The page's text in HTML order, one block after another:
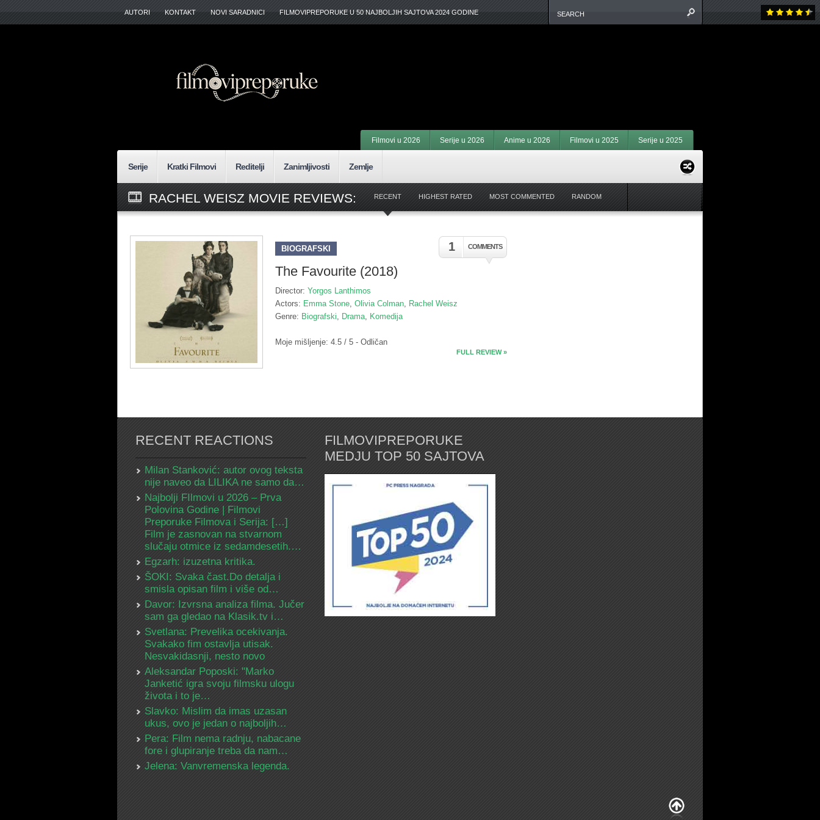
AUTORI KONTAKT NOVI SARADNICI FILMOVIPREPORUKE U 50 NAJBOLJIH SAJTOVA 2024 GODINE
Filmovi u 2026 Serije u 2026 Anime u 2026 Filmovi u 2025 Serije u 2025
Serije Kratki Filmovi Reditelji Zanimljivosti Zemlje
RACHEL WEISZ MOVIE REVIEWS: RECENT HIGHEST RATED MOST COMMENTED RANDOM
1 COMMENTS
BIOGRAFSKI
The Favourite (2018)
Director: Yorgos Lanthimos
Actors: Emma Stone, Olivia Colman, Rachel Weisz
Genre: Biografski, Drama, Komedija
Moje mišljenje: 4.5 / 5 - Odličan
FULL REVIEW »
RECENT REACTIONS
Milan Stanković: autor ovog teksta
nije naveo da LILIKA ne samo da…
Najbolji FIlmovi u 2026 – Prva
Polovina Godine | Filmovi
Preporuke Filmova i Serija: […]
Film je zasnovan na stvarnom
slučaju otmice iz sedamdesetih.…
Egzarh: izuzetna kritika.
ŠOKI: Svaka čast.Do detalja i
smisla opisan film i više od…
Davor: Izvrsna analiza filma. Jučer
sam ga gledao na Klasik.tv i…
Svetlana: Prevelika ocekivanja.
Svakako fim ostavlja utisak.
Nesvakidasnji, nesto novo
Aleksandar Poposki: "Marko
Janketić igra svoju filmsku ulogu
života i to je…
Slavko: Mislim da imas uzasan
ukus, ovo je jedan o najboljih…
Pera: Film nema radnju, nabacane
fore i glupiranje treba da nam…
Jelena: Vanvremenska legenda.
FILMOVIPREPORUKE
MEDJU TOP 50 SAJTOVA